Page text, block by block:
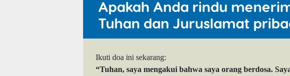
Apakah Anda rindu
Tuhan dan Juruslamat
Ikuti doa ini sekarang:
“Tuhan, saya mengakui bahwa saya orang berdosa.